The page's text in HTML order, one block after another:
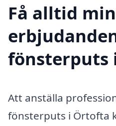
Få alltid
fönsterputs
Att anställa
fönsterputs i Örtofta